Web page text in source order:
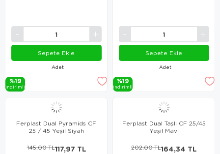
Adet
Sepete Ekle
%19
i̇ndi̇ri̇mli̇
Adet
Sepete Ekle
%19
i̇ndi̇ri̇mli̇
Ferplast Dual Pyramids CF
25 / 45 Yeşil Siyah
117,97 TL
145,00 TL
Ferplast Dual Taşlı CF 25/45
Yeşil Mavi
164,34 TL
202,00 TL